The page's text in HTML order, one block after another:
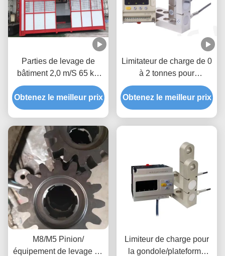
Parties de levage de
bâtiment 2,0 m/S 65 kN
Dispositif de sécurité SAJ
avec micro-interrupteur
Obtenez le meilleur prix
Limitateur de charge de 0
à 2 tonnes pour
gondole/plate-forme
suspendue avec
affichage à 4 chiffres pour
Obtenez le meilleur prix
M8/M5 Pinion/
équipement de levage de
Limiteur de charge pour
la gondole/plateforme